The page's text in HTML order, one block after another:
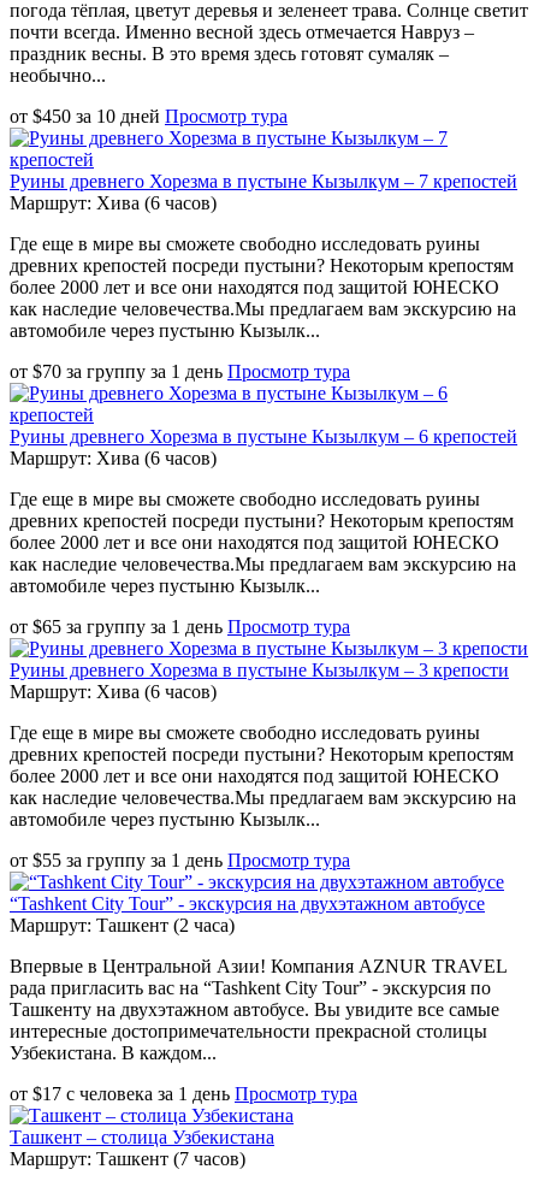
погода тёплая, цветут деревья и зеленеет трава. Солнце светит
почти всегда. Именно весной здесь отмечается Навруз –
праздник весны. В это время здесь готовят сумаляк –
необычно...
от $450 за 10 дней Просмотр тура
Руины древнего Хорезма в пустыне Кызылкум – 7 крепостей
Маршрут: Хива (6 часов)
Где еще в мире вы сможете свободно исследовать руины
древних крепостей посреди пустыни? Некоторым крепостям
более 2000 лет и все они находятся под защитой ЮНЕСКО
как наследие человечества.Мы предлагаем вам экскурсию на
автомобиле через пустыню Кызылк...
от $70 за группу за 1 день Просмотр тура
Руины древнего Хорезма в пустыне Кызылкум – 6 крепостей
Маршрут: Хива (6 часов)
Где еще в мире вы сможете свободно исследовать руины
древних крепостей посреди пустыни? Некоторым крепостям
более 2000 лет и все они находятся под защитой ЮНЕСКО
как наследие человечества.Мы предлагаем вам экскурсию на
автомобиле через пустыню Кызылк...
от $65 за группу за 1 день Просмотр тура
Руины древнего Хорезма в пустыне Кызылкум – 3 крепости
Маршрут: Хива (6 часов)
Где еще в мире вы сможете свободно исследовать руины
древних крепостей посреди пустыни? Некоторым крепостям
более 2000 лет и все они находятся под защитой ЮНЕСКО
как наследие человечества.Мы предлагаем вам экскурсию на
автомобиле через пустыню Кызылк...
от $55 за группу за 1 день Просмотр тура
“Tashkent City Tour” - экскурсия на двухэтажном автобусе
Маршрут: Ташкент (2 часа)
Впервые в Центральной Азии! Компания AZNUR TRAVEL
рада пригласить вас на “Tashkent City Tour” - экскурсия по
Ташкенту на двухэтажном автобусе. Вы увидите все самые
интересные достопримечательности прекрасной столицы
Узбекистана. В каждом...
от $17 с человека за 1 день Просмотр тура
Ташкент – столица Узбекистана
Маршрут: Ташкент (7 часов)